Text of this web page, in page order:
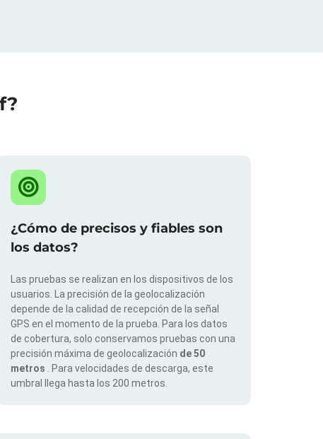
¿Cómo de precisos y fiables son
los datos?
Las pruebas se realizan en los dispositivos de los
usuarios. La precisión de la geolocalización
depende de la calidad de recepción de la señal
GPS en el momento de la prueba. Para los datos
de cobertura, solo conservamos pruebas con una
precisión máxima de geolocalización de 50
metros
. Para velocidades de descarga, este
umbral llega hasta los 200 metros.